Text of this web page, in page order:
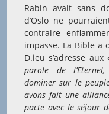
Rabin avait sans
d’Oslo ne
contraire
impasse. La Bible a
D.ieu s’adresse
parole de
dominer sur le
avons fait une
pacte avec le séjour